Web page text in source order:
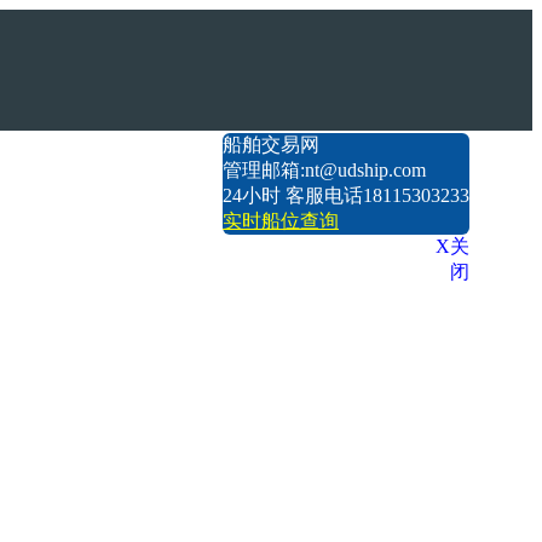
船舶交易网
管理邮箱:nt@udship.com
24小时 客服电话18115303233
实时船位查询
X关
闭